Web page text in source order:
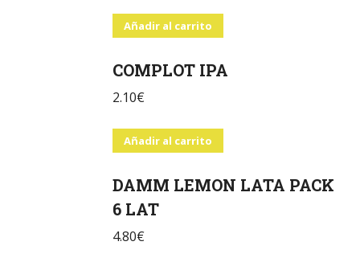
Añadir al carrito
COMPLOT IPA
2.10€
Añadir al carrito
DAMM LEMON LATA PACK
6 LAT
4.80€